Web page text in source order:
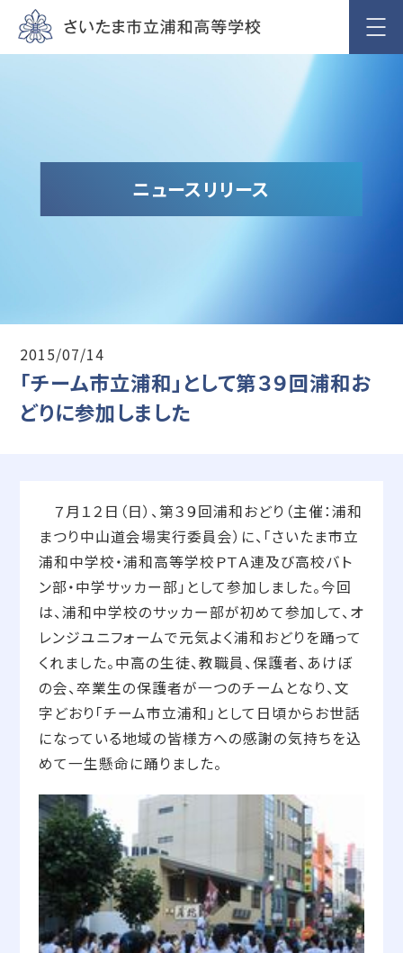
ニュースリリース
2015/07/14
「チーム市立浦和」として第３９回浦和お
どりに参加しました
７月１２日（日）、第３９回浦和おどり（主催：浦和
まつり中山道会場実行委員会）に、「さいたま市立
浦和中学校・浦和高等学校ＰＴＡ連及び高校バト
ン部・中学サッカー部」として参加しました。今回
は、浦和中学校のサッカー部が初めて参加して、オ
レンジユニフォームで元気よく浦和おどりを踊って
くれました。中高の生徒、教職員、保護者、あけぼ
の会、卒業生の保護者が一つのチームとなり、文
字どおり「チーム市立浦和」として日頃からお世話
になっている地域の皆様方への感謝の気持ちを込
めて一生懸命に踊りました。